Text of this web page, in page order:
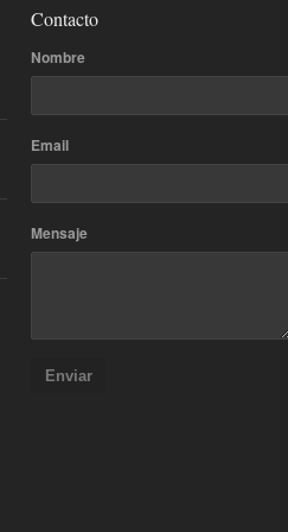
Contacto
Nombre
Email
Mensaje
Enviar